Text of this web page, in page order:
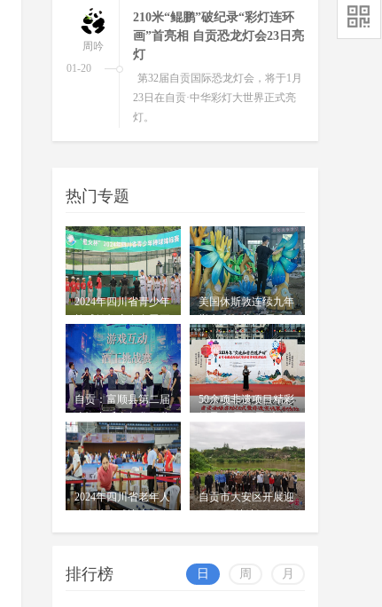
顶，树枝上缀满闪烁的灯串，行人车
辆...
01-20
周吟
210米“鲲鹏”破纪录“彩灯连环
画”首亮相 自贡恐龙灯会23日亮
灯
第32届自贡国际恐龙灯会，将于1月
23日在自贡·中华彩灯大世界正式亮
灯。
01-14
当千年木兰遇见彩灯艺术：自
01-14
周吟
将科技感、体验感融入十大亮
点板块 自贡灯会1月下旬亮灯
高35米中国结、长约210米鲲鹏灯
组……1月6日，在自贡中华彩灯大世
界里，近千名造型工、电工、焊工正
在25个点位同步作业。目前，第三十
二届...
12-04
周吟
打造民俗文化传习所 自贡大安
区南华宫揭牌亮相
12月1日，自贡市大安区大山铺南华
宫正式揭牌亮相。南华宫经过修缮，
将依托大山铺“天府旅游名镇”的金字
招牌和百年记忆烟火老街的文化...
10-24
自贡培育打造32个文化建设重
点村 让村民成乡村文化“主角”
秀节目集中展演在荣县双石镇蔡家堰
热门专题
2024年四川省青少年
赛
美国休斯敦连续九年
灯文化持续“出海”
自贡：富顺县第二届
50余项非遗项目精彩
2024年四川省老年人
贡开赛
自贡市大安区开展迎
共筑家乡美”活动
排行榜 日 周 月